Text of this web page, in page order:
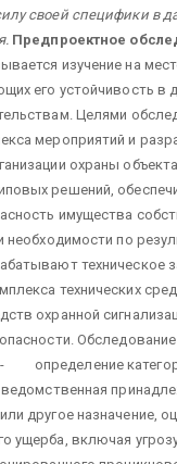
своей специфики в
Предпроектное
изучение на
его устойчивость в
Целями
мероприятий и
охраны
решений,
имущества
необходимости по
техническое
технических
охранной
определение
другое назначение,
ущерба, включая